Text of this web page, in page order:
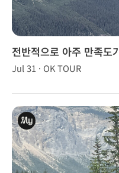
전반적으로 아주 만족도
게 강추해요🍁
Jul 31 · OK TOUR